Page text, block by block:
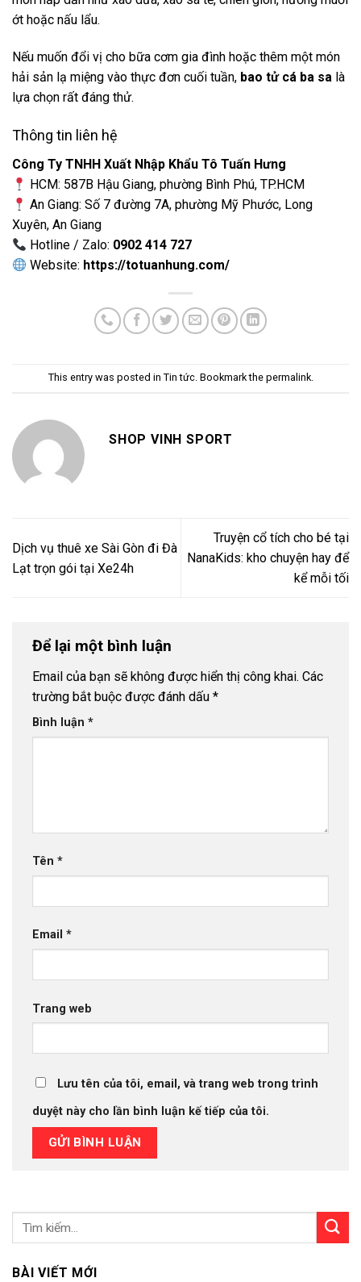
ớt hoặc nấu lẩu.
Nếu muốn đổi vị cho bữa cơm gia đình hoặc thêm một món
hải sản lạ miệng vào thực đơn cuối tuần, bao tử cá ba sa là
lựa chọn rất đáng thử.
Thông tin liên hệ
Công Ty TNHH Xuất Nhập Khẩu Tô Tuấn Hưng
HCM: 587B Hậu Giang, phường Bình Phú, TP.HCM
An Giang: Số 7 đường 7A, phường Mỹ Phước, Long
Xuyên, An Giang
Hotline / Zalo: 0902 414 727
Website: https://totuanhung.com/
This entry was posted in Tin tức. Bookmark the permalink.
SHOP VINH SPORT
Dịch vụ thuê xe Sài Gòn đi Đà
Lạt trọn gói tại Xe24h
Truyện cổ tích cho bé tại
NanaKids: kho chuyện hay để
kể mỗi tối
Để lại một bình luận
Email của bạn sẽ không được hiển thị công khai. Các
trường bắt buộc được đánh dấu *
Bình luận *
Tên *
Email *
Trang web
Lưu tên của tôi, email, và trang web trong trình
duyệt này cho lần bình luận kế tiếp của tôi.
BÀI VIẾT MỚI